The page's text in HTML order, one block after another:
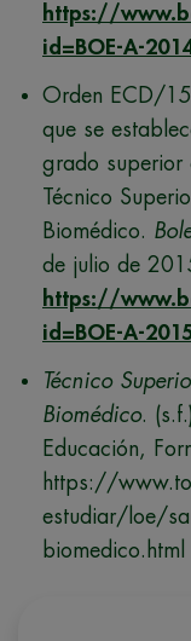
https://
id=BOE-A-
Orden ECD/
que se
grado superior
Técnico
Biomédico.
de julio de
https://
id=BOE-A-
Técnico
Biomédico .
Educación,
https://
estudiar/loe/
biomedico.html